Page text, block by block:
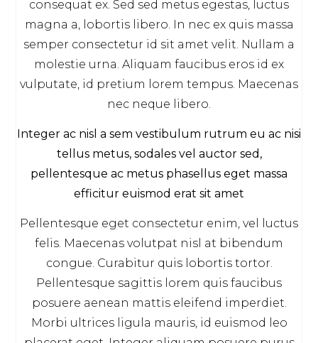
consequat ex. Sed sed metus egestas, luctus
magna a, lobortis libero. In nec ex quis massa
semper consectetur id sit amet velit. Nullam a
molestie urna. Aliquam faucibus eros id ex
vulputate, id pretium lorem tempus. Maecenas
nec neque libero.
Integer ac nisl a sem vestibulum rutrum eu ac nisi
tellus metus, sodales vel auctor sed,
pellentesque ac metus phasellus eget massa
efficitur euismod erat sit amet
Pellentesque eget consectetur enim, vel luctus
felis. Maecenas volutpat nisl at bibendum
congue. Curabitur quis lobortis tortor.
Pellentesque sagittis lorem quis faucibus
posuere aenean mattis eleifend imperdiet.
Morbi ultrices ligula mauris, id euismod leo